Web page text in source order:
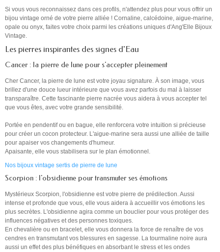
Si vous vous reconnaissez dans ces profils, n'attendez plus pour vous offrir un
bijou vintage orné de votre pierre alliée ! Cornaline, calcédoine, aigue-marine,
opale ou onyx, faites votre choix parmi les créations uniques d'Ang'Elle Bijoux
Vintage.
Les pierres inspirantes des signes d'Eau
Cancer : la pierre de lune pour s'accepter pleinement
Cher Cancer, la pierre de lune est votre joyau signature. À son image, vous
brillez d'une douce lueur intérieure que vous avez parfois du mal à laisser
transparaître. Cette fascinante pierre nacrée vous aidera à vous accepter tel
que vous êtes, avec votre grande sensibilité.
Portée en pendentif ou en bague, elle renforcera votre intuition si précieuse
pour créer un cocon protecteur. L'aigue-marine sera aussi une alliée de taille
pour apaiser vos changements d'humeur.
Apaisante, elle vous stabilisera sur le plan émotionnel.
Nos bijoux vintage sertis de pierre de lune
Scorpion : l'obsidienne pour transmuter ses émotions
Mystérieux Scorpion, l'obsidienne est votre pierre de prédilection. Aussi
intense et profonde que vous, elle vous aidera à accueillir vos émotions les
plus secrètes. L'obsidienne agira comme un bouclier pour vous protéger des
influences négatives et des personnes toxiques.
En chevalière ou en bracelet, elle vous donnera la force de renaître de vos
cendres en transmutant vos blessures en sagesse. La tourmaline noire aura
aussi un effet des plus bénéfiques en absorbant le stress et les ondes